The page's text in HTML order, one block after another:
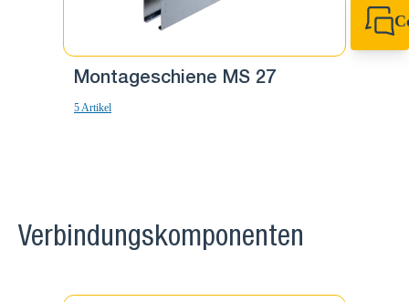
Montageschiene MS 27
5 Artikel
Verbindungskomponenten